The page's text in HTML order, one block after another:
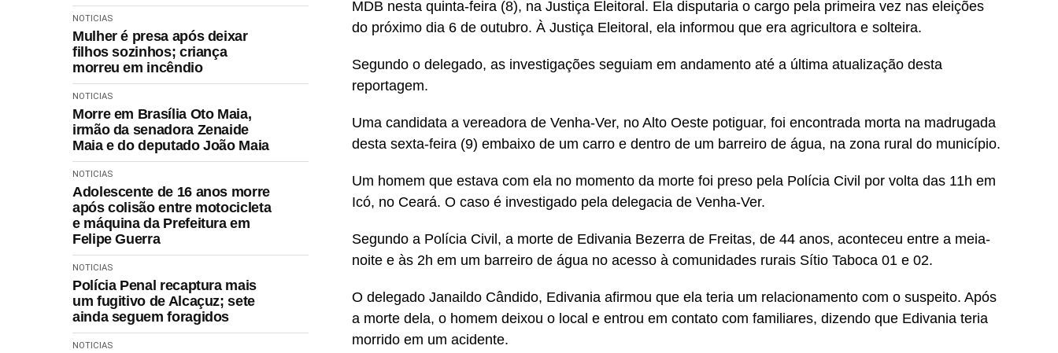
NOTICIAS
Mulher é presa após deixar
filhos sozinhos; criança
morreu em incêndio
NOTICIAS
Morre em Brasília Oto Maia,
irmão da senadora Zenaide
Maia e do deputado João Maia
NOTICIAS
Adolescente de 16 anos morre
após colisão entre motocicleta
e máquina da Prefeitura em
Felipe Guerra
NOTICIAS
Polícia Penal recaptura mais
um fugitivo de Alcaçuz; sete
ainda seguem foragidos
NOTICIAS
MDB nesta quinta-feira (8), na Justiça Eleitoral. Ela disputaria o cargo pela primeira vez nas eleições
do próximo dia 6 de outubro. À Justiça Eleitoral, ela informou que era agricultora e solteira.
Segundo o delegado, as investigações seguiam em andamento até a última atualização desta
reportagem.
Uma candidata a vereadora de Venha-Ver, no Alto Oeste potiguar, foi encontrada morta na madrugada
desta sexta-feira (9) embaixo de um carro e dentro de um barreiro de água, na zona rural do município.
Um homem que estava com ela no momento da morte foi preso pela Polícia Civil por volta das 11h em
Icó, no Ceará. O caso é investigado pela delegacia de Venha-Ver.
Segundo a Polícia Civil, a morte de Edivania Bezerra de Freitas, de 44 anos, aconteceu entre a meia-
noite e às 2h em um barreiro de água no acesso à comunidades rurais Sítio Taboca 01 e 02.
O delegado Janaildo Cândido, Edivania afirmou que ela teria um relacionamento com o suspeito. Após
a morte dela, o homem deixou o local e entrou em contato com familiares, dizendo que Edivania teria
morrido em um acidente.